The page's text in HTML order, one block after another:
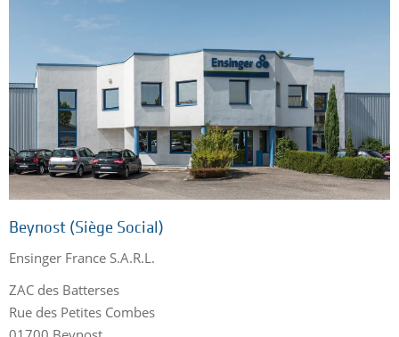
Beynost (Siège Social)
Ensinger France S.A.R.L.
ZAC des Batterses
Rue des Petites Combes